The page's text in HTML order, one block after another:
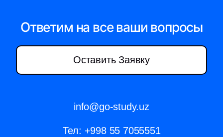
Ответим на все ваши вопросы
Оставить Заявку
info@go-study.uz
Тел: +998 55 7055551